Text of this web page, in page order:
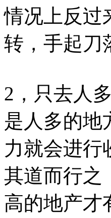
情况上反过
转，手起刀
2，只去人
是人多的地
力就会进行
其道而行之
高的地产才